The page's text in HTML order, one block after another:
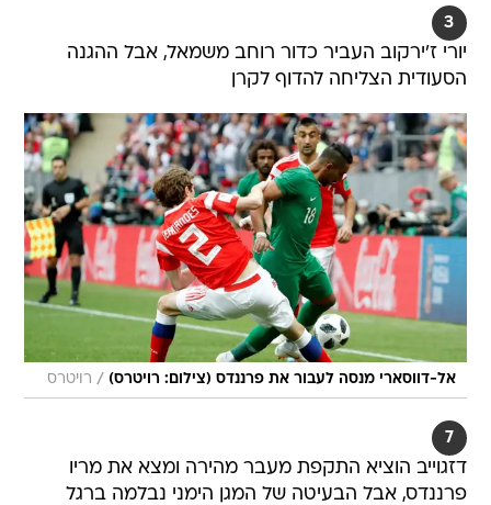
3
יורי ז'ירקוב העביר כדור רוחב משמאל, אבל ההגנה
הסעודית הצליחה להדוף לקרן
אל-דווסארי מנסה לעבור את פרננדס (צילום: רויטרס) / רויטרס
7
דזגוייב הוציא התקפת מעבר מהירה ומצא את מריו
פרננדס, אבל הבעיטה של המגן הימני נבלמה ברגל